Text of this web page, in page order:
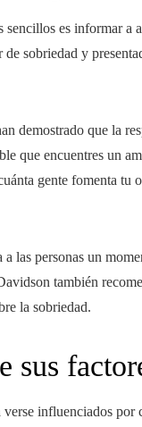
sencillos es informar
sobriedad y
demostrado que la
que encuentres un
gente fomenta
a las personas un
también
la sobriedad.
sus
influenciados